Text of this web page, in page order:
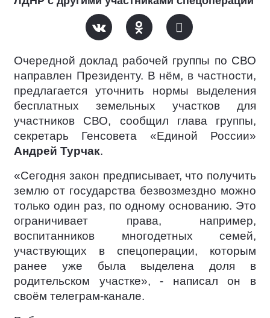
Очередной доклад рабочей группы по СВО
направлен Президенту. В нём, в частности,
предлагается уточнить нормы выделения
бесплатных земельных участков для
участников СВО, сообщил глава группы,
секретарь Генсовета «Единой России»
Андрей Турчак.
«Сегодня закон предписывает, что получить
землю от государства безвозмездно можно
только один раз, по одному основанию. Это
ограничивает права, например,
воспитанников многодетных семей,
участвующих в спецоперации, которым
ранее уже была выделена доля в
родительском участке», - написал он в
своём телеграм-канале.